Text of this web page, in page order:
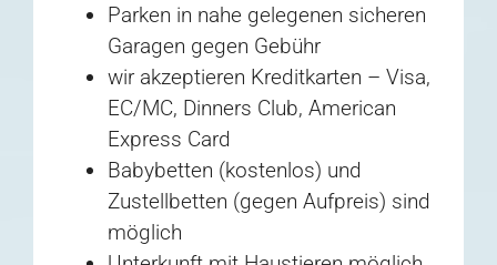
Parken in nahe gelegenen sicheren
Garagen gegen Gebühr
wir akzeptieren Kreditkarten – Visa,
EC/MC, Dinners Club, American
Express Card
Babybetten (kostenlos) und
Zustellbetten (gegen Aufpreis) sind
möglich